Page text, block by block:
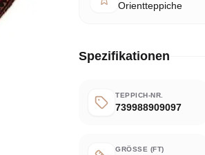
Orientteppiche
Spezifikationen
TEPPICH-NR.
739988909097
GRÖSSE (FT)